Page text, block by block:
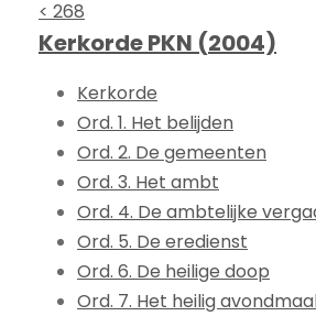
< 268
Kerkorde PKN (2004)
Kerkorde
Ord. 1. Het belijden
Ord. 2. De gemeenten
Ord. 3. Het ambt
Ord. 4. De ambtelijke
Ord. 5. De eredienst
Ord. 6. De heilige doop
Ord. 7. Het heilig